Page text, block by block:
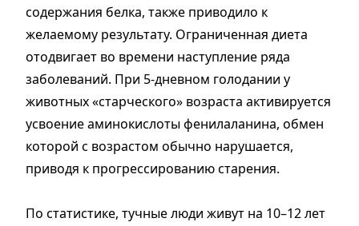
содержания белка, также приводило к
желаемому результату. Ограниченная диета
отодвигает во времени наступление ряда
заболеваний. При 5-дневном голодании у
животных «старческого» возраста активируется
усвоение аминокислоты фенилаланина, обмен
которой с возрастом обычно нарушается,
приводя к прогрессированию старения.
По статистике, тучные люди живут на 10–12 лет